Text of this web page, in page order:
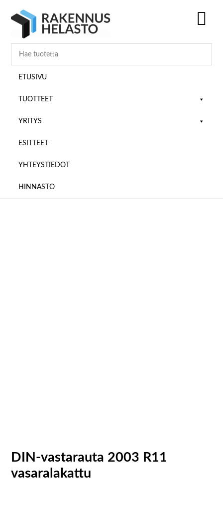
pääsisältöön
ensisijaiseen
alatunnisteeseen
ETUSIVU
TUOTTEET
YRITYS
ESITTEET
YHTEYSTIEDOT
HINNASTO
DIN-vastarauta 2003 R11
vasaralakattu